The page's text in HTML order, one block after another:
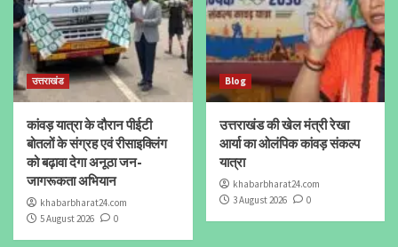
उत्तराखंड
कांवड़ यात्रा के दौरान पीईटी
बोतलों के संग्रह एवं रीसाइक्लिंग
को बढ़ावा देगा अनूठा जन-
जागरूकता अभियान
khabarbharat24.com
5 August 2026
0
Blog
उत्तराखंड की खेल मंत्री रेखा
आर्या का ओलंपिक कांवड़ संकल्प
यात्रा
khabarbharat24.com
3 August 2026
0